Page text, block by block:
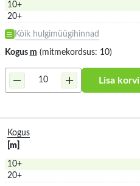
10+
20+
Kõik hulgimüügihinnad
Kogus m (mitmekordsus: 10)
Lisa korvi
Kogus
[m]
10+
20+